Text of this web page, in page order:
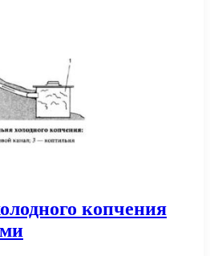
копчения